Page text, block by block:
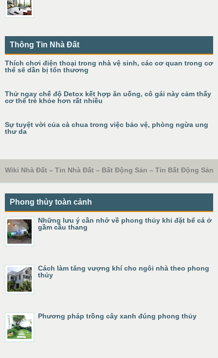
Thông Tin Nhà Đất
Thích chơi điện thoại trong nhà vệ sinh, các cơ quan trong cơ
thể sẽ dần bị tổn thương
Thử ngay chế độ Detox kết hợp ăn uống, cô gái này cảm thấy
cơ thể trẻ khỏe hơn rất nhiều
Sự tuyệt vời của cà chua trong việc bảo vệ, phòng ngừa ung
thư da
Wiki Nhà Đất – Tin Nhà Đất – Bất Động Sản – Tin Bất Động Sản
Phong thủy toàn cảnh
Những lưu ý cần nhớ về phong thủy khi đặt bể cá ở
gầm cầu thang
Cách làm tăng vượng khí cho ngôi nhà theo phong
thủy
Phương pháp trồng cây xanh đúng phong thủy